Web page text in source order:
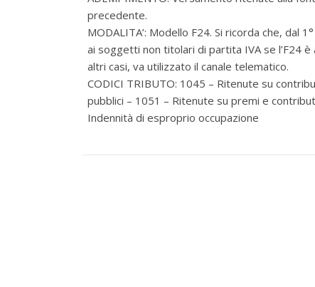
precedente.
MODALITA’: Modello F24. Si ricorda che, dal
ai soggetti non titolari di partita IVA se l’F24
altri casi, va utilizzato il canale telematico.
CODICI TRIBUTO: 1045 – Ritenute su
pubblici – 1051 – Ritenute su premi e
Indennità di esproprio occupazione